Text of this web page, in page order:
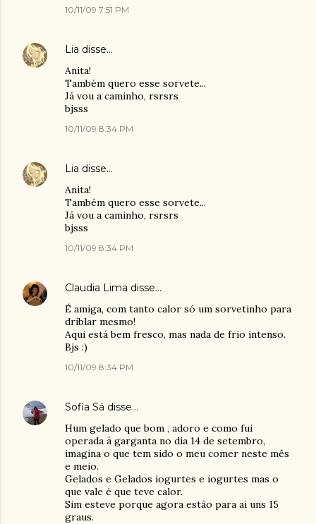
10/11/09 7:51 PM
Lia disse…
Anita!
Também quero esse sorvete...
Já vou a caminho, rsrsrs
bjsss
10/11/09 8:34 PM
Lia disse…
Anita!
Também quero esse sorvete...
Já vou a caminho, rsrsrs
bjsss
10/11/09 8:34 PM
Claudia Lima disse…
É amiga, com tanto calor só um sorvetinho para
driblar mesmo!
Aqui está bem fresco, mas nada de frio intenso.
Bjs :)
10/11/09 8:34 PM
Sofia Sá disse…
Hum gelado que bom , adoro e como fui
operada á garganta no dia 14 de setembro,
imagina o que tem sido o meu comer neste mês
e meio.
Gelados e Gelados iogurtes e iogurtes mas o
que vale é que teve calor.
Sim esteve porque agora estão para ai uns 15
graus.